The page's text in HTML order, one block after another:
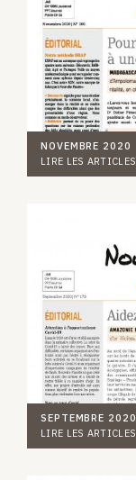
NOVEMBRE 2020
LIRE LES ARTICLES
SEPTEMBRE 2020
LIRE LES ARTICLES